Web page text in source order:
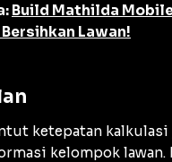
Build Mathilda
Lawan!
ketepatan kalkulasi
kelompok lawan.